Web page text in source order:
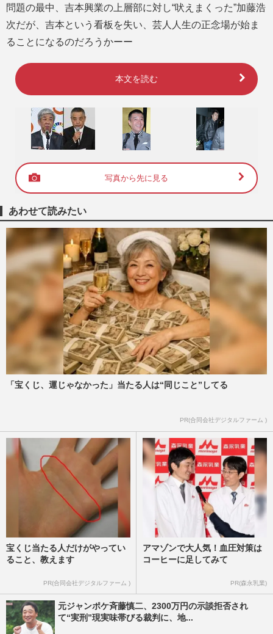
問題の最中、吉本興業の上層部に対し“吠えまくった”加藤浩
次だが、吉本という看板を失い、芸人人生の正念場が始ま
ることになるのだろうかーー
本文を読む
写真から先に見る
あわせて読みたい
「宝くじ、運じゃなかった」当たる人は“同じこと”してる
PR(合同会社デジタルファーム )
宝くじ当たる人だけがやってい
ること、教えます
PR(合同会社デジタルファーム )
アマゾンで大人気！血圧対策は
コーヒーに足してみて
PR(森永乳業)
元ジャンポケ斉藤慎二、2300万円の示談拒否され
て“実刑”現実味帯びる裁判に、地...